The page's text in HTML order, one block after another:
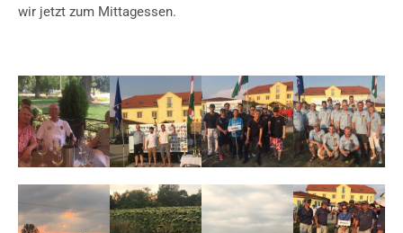
wir jetzt zum Mittagessen.